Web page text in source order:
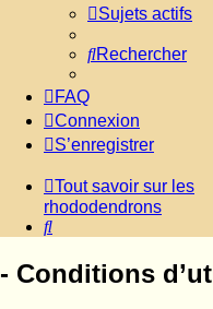
Sujets actifs
Rechercher
FAQ
Connexion
S’enregistrer
Tout savoir sur les
rhododendrons
Rechercher
- Conditions